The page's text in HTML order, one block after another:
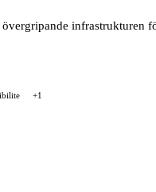
infrastrukturen
+1